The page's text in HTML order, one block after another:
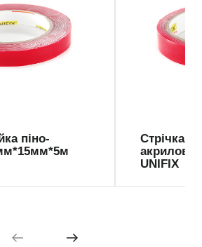
піно-
Стрічка
UNIFIX